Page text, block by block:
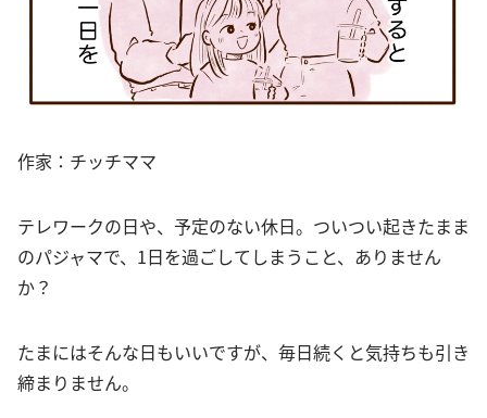
作家：チッチママ
テレワークの日や、予定のない休日。ついつい起きたまま
のパジャマで、1日を過ごしてしまうこと、ありません
か？
たまにはそんな日もいいですが、毎日続くと気持ちも引き
締まりません。